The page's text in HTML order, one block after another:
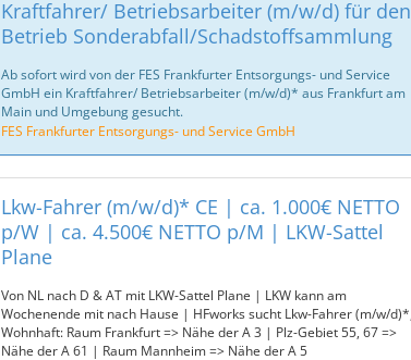
Kraftfahrer/ Betriebsarbeiter (m/w/d) für den
Betrieb Sonderabfall/Schadstoffsammlung
Ab sofort wird von der FES Frankfurter Entsorgungs- und Service
GmbH ein Kraftfahrer/ Betriebsarbeiter (m/w/d)* aus Frankfurt am
Main und Umgebung gesucht.
FES Frankfurter Entsorgungs- und Service GmbH
Lkw-Fahrer (m/w/d)* CE | ca. 1.000€ NETTO
p/W | ca. 4.500€ NETTO p/M | LKW-Sattel
Plane
Von NL nach D & AT mit LKW-Sattel Plane | LKW kann am
Wochenende mit nach Hause | HFworks sucht Lkw-Fahrer (m/w/d)*,
Wohnhaft: Raum Frankfurt => Nähe der A 3 | Plz-Gebiet 55, 67 =>
Nähe der A 61 | Raum Mannheim => Nähe der A 5